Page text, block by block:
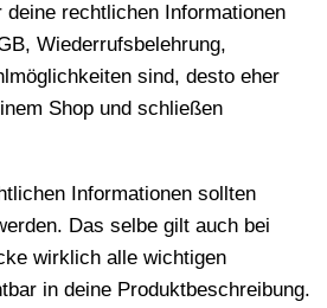
deine rechtlichen Informationen
Wiederrufsbelehrung,
sind, desto eher
Shop und schließen
Informationen sollten
Das selbe gilt auch bei
wirklich alle wichtigen
in deine Produktbeschreibung.